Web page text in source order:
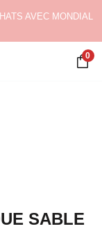
AVEC MONDIAL
0
SABLE